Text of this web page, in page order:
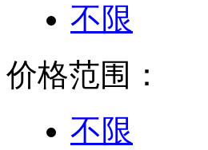
不限
价格范围：
不限